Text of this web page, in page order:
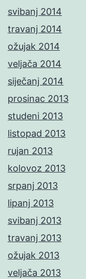
svibanj 2014
travanj 2014
ožujak 2014
veljača 2014
siječanj 2014
prosinac 2013
studeni 2013
listopad 2013
rujan 2013
kolovoz 2013
srpanj 2013
lipanj 2013
svibanj 2013
travanj 2013
ožujak 2013
veljača 2013